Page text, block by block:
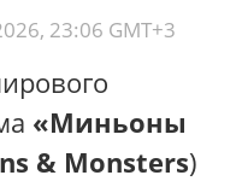
23:06 GMT+3
«Миньоны
& Monsters)